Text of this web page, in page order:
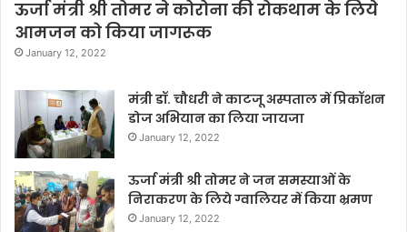
ऊर्जा मंत्री श्री तोमर ने कोरोना की रोकथाम के लिये
आमजन को किया जागरूक
January 12, 2022
मंत्री डॉ. चौधरी ने काटजू अस्पताल में प्रिकॉशन
डोज अभियान का लिया जायजा
January 12, 2022
ऊर्जा मंत्री श्री तोमर ने जन समस्याओं के
निराकरण के लिये ग्वालियर में किया भ्रमण
January 12, 2022